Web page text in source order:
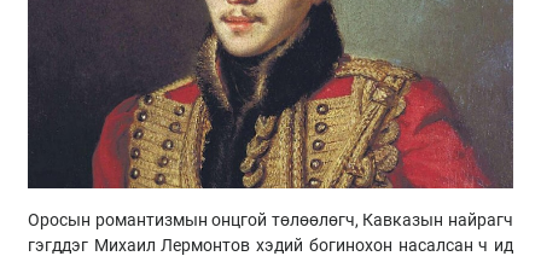
Оросын романтизмын онцгой төлөөлөгч, Кавказын найрагч
гэгддэг Михаил Лермонтов хэдий богинохон насалсан ч ид